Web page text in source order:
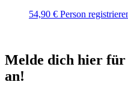
54,90 € Person
Melde dich hier für
an!